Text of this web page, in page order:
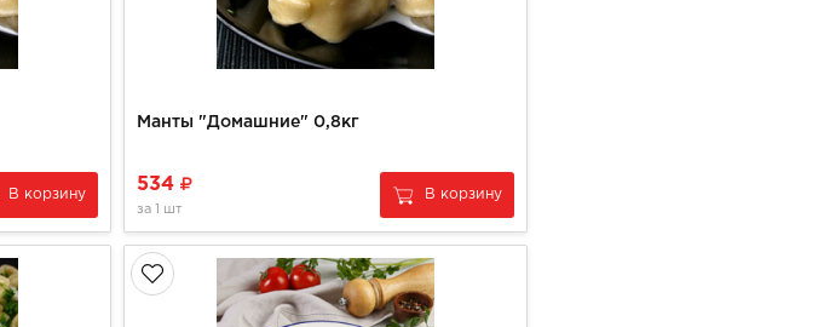
В корзину
Манты "Домашние" 0,8кг
534
за 1 шт
В корзину